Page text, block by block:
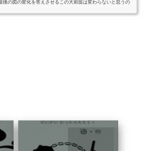
後の図の変化を答えさせるこの大前提は変わらないと思うの